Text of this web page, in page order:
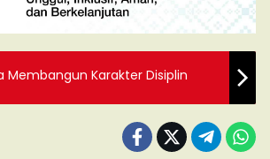
Membangun Karakter Disiplin